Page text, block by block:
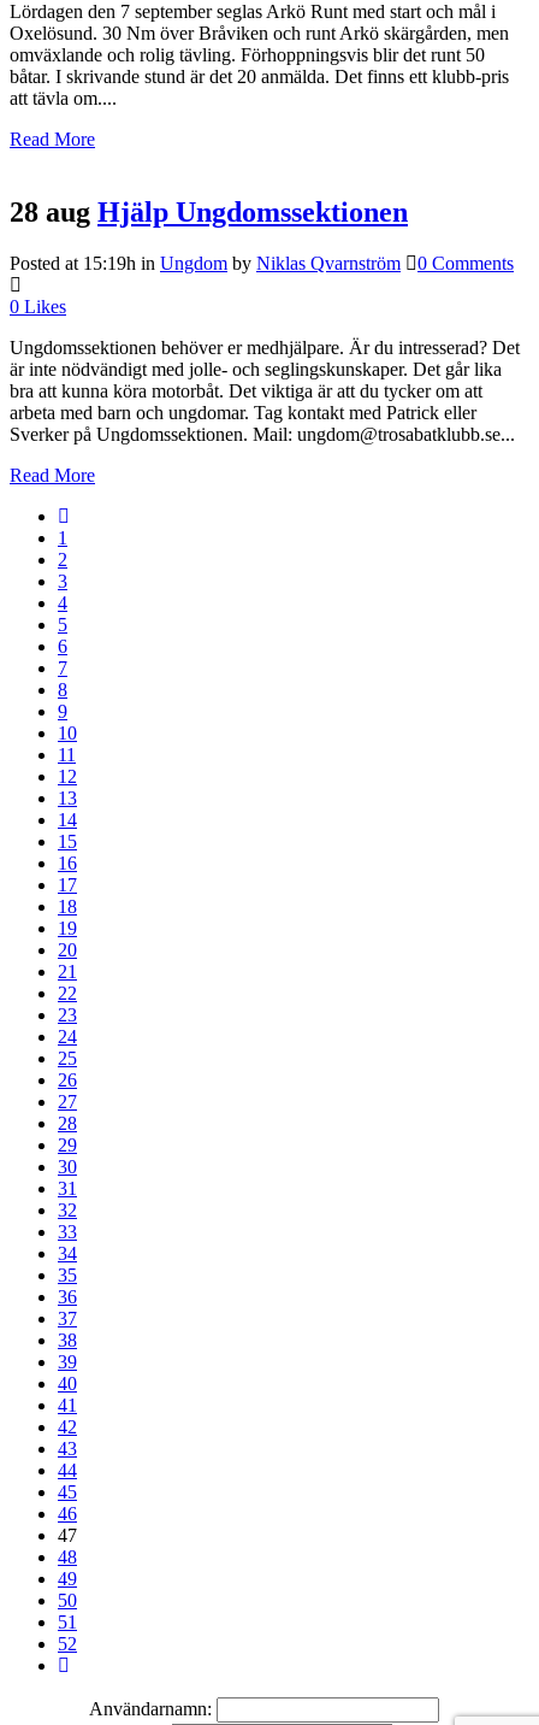
Lördagen den 7 september seglas Arkö Runt med start och mål i
Oxelösund. 30 Nm över Bråviken och runt Arkö skärgården, men
omväxlande och rolig tävling. Förhoppningsvis blir det runt 50
båtar. I skrivande stund är det 20 anmälda. Det finns ett klubb-pris
att tävla om....
Read More
28 aug Hjälp Ungdomssektionen
Posted at 15:19h in Ungdom by Niklas Qvarnström 0 Comments
0 Likes
Ungdomssektionen behöver er medhjälpare. Är du intresserad? Det
är inte nödvändigt med jolle- och seglingskunskaper. Det går lika
bra att kunna köra motorbåt. Det viktiga är att du tycker om att
arbeta med barn och ungdomar. Tag kontakt med Patrick eller
Sverker på Ungdomssektionen. Mail: ungdom@trosabatklubb.se...
Read More
1
2
3
4
5
6
7
8
9
10
11
12
13
14
15
16
17
18
19
20
21
22
23
24
25
26
27
28
29
30
31
32
33
34
35
36
37
38
39
40
41
42
43
44
45
46
47
48
49
50
51
52
Användarnamn: